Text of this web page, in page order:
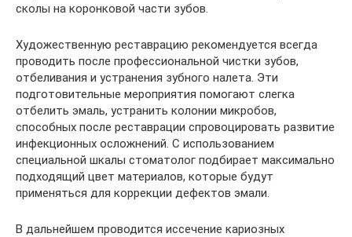
сколы на коронковой части зубов.
Художественную реставрацию рекомендуется всегда
проводить после профессиональной чистки зубов,
отбеливания и устранения зубного налета. Эти
подготовительные мероприятия помогают слегка
отбелить эмаль, устранить колонии микробов,
способных после реставрации спровоцировать развитие
инфекционных осложнений. С использованием
специальной шкалы стоматолог подбирает максимально
подходящий цвет материалов, которые будут
применяться для коррекции дефектов эмали.
В дальнейшем проводится иссечение кариозных